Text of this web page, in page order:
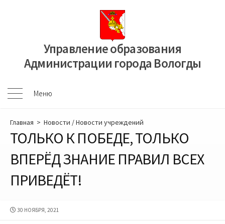
Управление образования
Администрации города Вологды
Меню
Меню
Главная > Новости /Новости учреждений
ТОЛЬКО К ПОБЕДЕ, ТОЛЬКО
ВПЕРЁД ЗНАНИЕ ПРАВИЛ ВСЕХ
ПРИВЕДЁТ!
ДАТА
30 НОЯБРЯ, 2021